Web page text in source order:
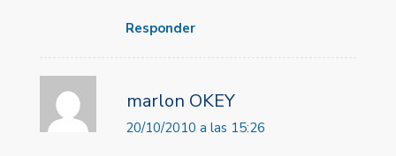
Responder
marlon OKEY
20/10/2010 a las 15:26